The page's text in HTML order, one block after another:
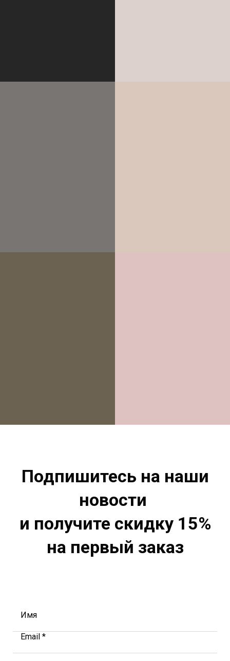
Подпишитесь на наши
новости
и получите скидку 15%
на первый заказ
Имя
Email *